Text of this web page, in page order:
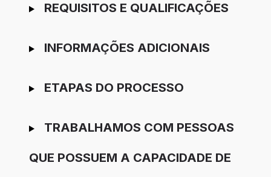
REQUISITOS E QUALIFICAÇÕES
INFORMAÇÕES ADICIONAIS
ETAPAS DO PROCESSO
TRABALHAMOS COM PESSOAS
QUE POSSUEM A CAPACIDADE DE